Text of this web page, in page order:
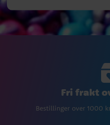
Fri frakt
Bestillinger over 1000